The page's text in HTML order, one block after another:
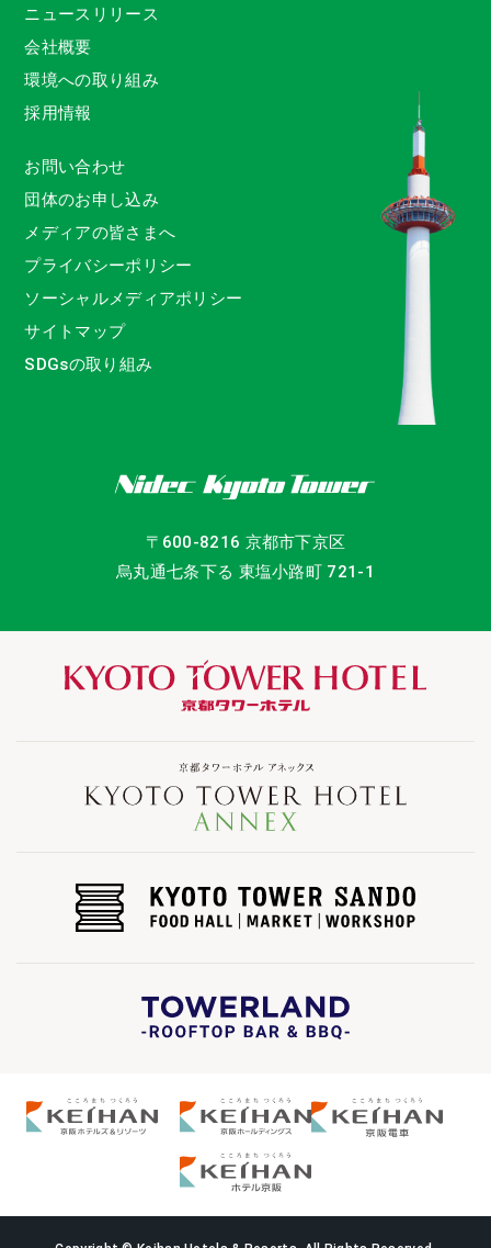
ニュースリリース
会社概要
環境への取り組み
採用情報
お問い合わせ
団体のお申し込み
メディアの皆さまへ
プライバシーポリシー
ソーシャルメディアポリシー
サイトマップ
SDGsの取り組み
〒600-8216 京都市下京区
烏丸通七条下る 東塩小路町 721-1